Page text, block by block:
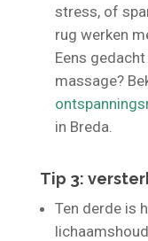
ontspanning.
stress, of
rug werken
Eens gedacht
massage?
Tip 3:
Ten derde is